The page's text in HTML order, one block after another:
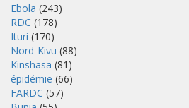
Ebola (243)
RDC (178)
Ituri (170)
Nord-Kivu (88)
Kinshasa (81)
épidémie (66)
FARDC (57)